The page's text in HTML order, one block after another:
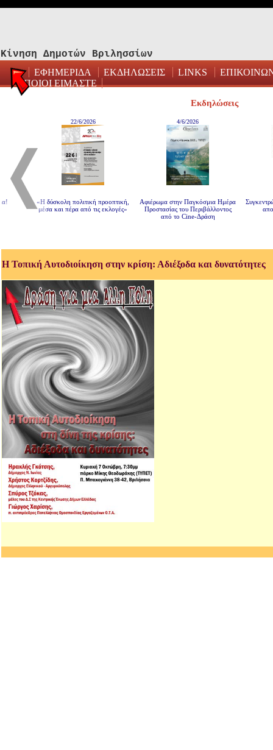
Κίνηση Δημοτών Βριλησσίων
ΕΦΗΜΕΡΙΔΑ ΕΚΔΗΛΩΣΕΙΣ LINKS
ΠΟΙΟΙ ΕΙΜΑΣΤΕ
Εκδηλώσεις
22/6/2026
«Η δύσκολη πολιτική προοπτική,
μέσα και πέρα από τις εκλογές»
4/6/2026
Αφιέρωμα στην Παγκόσμια Ημέρα
Προστασίας του Περιβάλλοντος
από το Cine-Δράση
Η Τοπική Αυτοδιοίκηση στην κρίση: Αδιέξοδα και δυνατότητες